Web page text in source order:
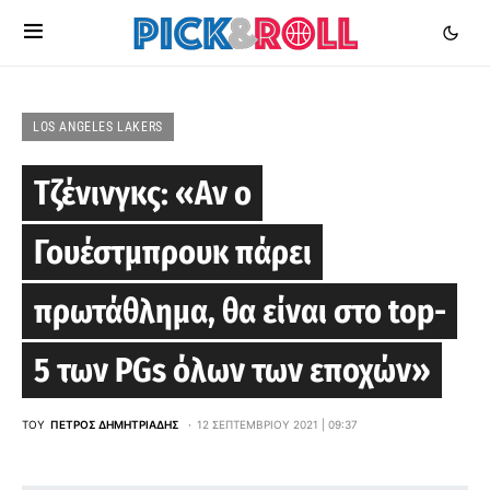
LOS ANGELES LAKERS
Τζένινγκς: «Αν ο
Γουέστμπρουκ πάρει
πρωτάθλημα, θα είναι στο top-
5 των PGs όλων των εποχών»
ΤΟΥ ΠΈΤΡΟΣ ΔΗΜΗΤΡΙΆΔΗΣ 12 ΣΕΠΤΕΜΒΡΊΟΥ 2021 | 09:37